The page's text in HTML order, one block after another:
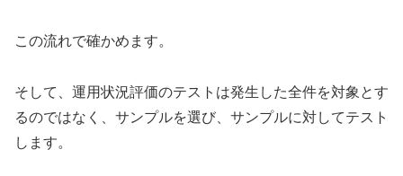
この流れで確かめます。
そして、運用状況評価のテストは発生した全件を対象とす
るのではなく、サンプルを選び、サンプルに対してテスト
します。